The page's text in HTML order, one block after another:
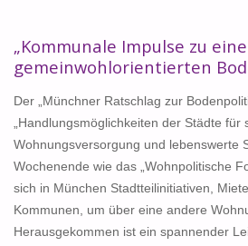
EINE
WIRKLICH
SOZIALE
WOHNUNGSPOLITIK!"
„Kommunale Impulse zu
gemeinwohlorientierten
Der „Münchner Ratschlag zur
„Handlungsmöglichkeiten der Städte für
Wohnungsversorgung und lebenswerte
Wochenende wie das „Wohnpolitische
sich in München Stadtteilinitiativen,
Kommunen, um über eine andere
Herausgekommen ist ein spannender